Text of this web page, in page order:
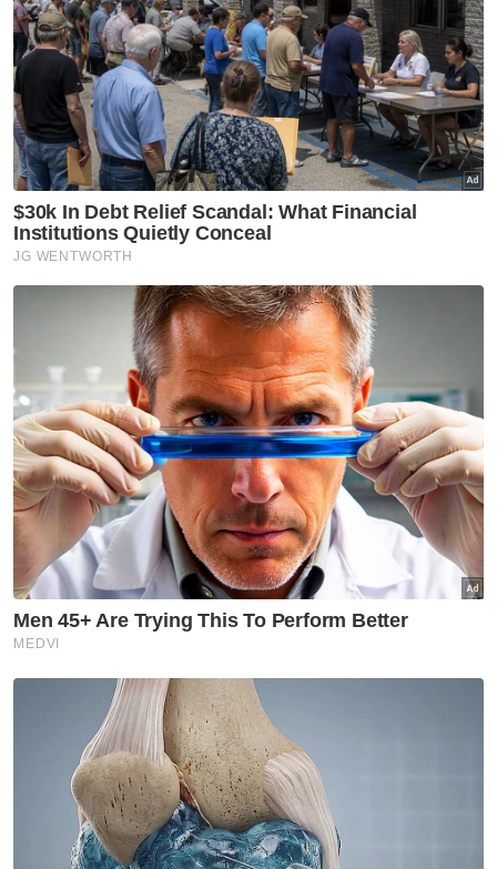
dalam kejadian di Kampung Desa Bajau, Lahad
Datu pada Isnin. Buaya yang dianggarkan seberat
1.2 tan itu itu hanya berjaya ditangkap selepas
hampir lima jam pihak APM dan Jabatan Hidupan
Liar (JHL) melakukan operasi.#fyporiginal sound
- Sinar Harian
Muat turun aplikasi Sinar Harian.
Jawab soalan kaji selidik dandapatkan
baucar tunai.
×
Apakah jantina anda?
Lelaki Perempuan
Masuk | Daftar VPoints:0
Buaya Jantan
Ditembak
Lahad Datu
Artikel Disyorkan